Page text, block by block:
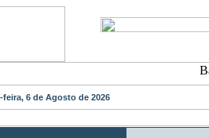
feira, 6 de Agosto de 2026